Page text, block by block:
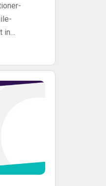
in
je
met deze